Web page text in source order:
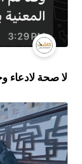
لا صحة لادعاء